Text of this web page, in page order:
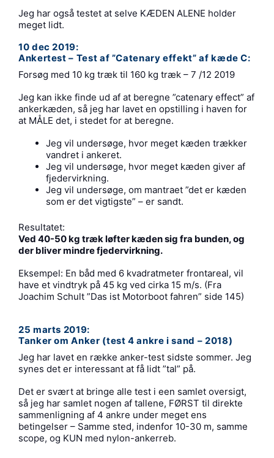
Jeg har også testet at selve KÆDEN ALENE holder
meget lidt.
10 dec 2019:
Ankertest – Test af ”Catenary effekt” af kæde C:
Forsøg med 10 kg træk til 160 kg træk – 7 /12 2019
Jeg kan ikke finde ud af at beregne ”catenary effect” af
ankerkæden, så jeg har lavet en opstilling i haven for
at MÅLE det, i stedet for at beregne.
Jeg vil undersøge, hvor meget kæden trækker
vandret i ankeret.
Jeg vil undersøge, hvor meget kæden giver af
fjedervirkning.
Jeg vil undersøge, om mantraet ”det er kæden
som er det vigtigste” – er sandt.
Resultatet:
Ved 40-50 kg træk løfter kæden sig fra bunden, og
der bliver mindre fjedervirkning.
Eksempel: En båd med 6 kvadratmeter frontareal, vil
have et vindtryk på 45 kg ved cirka 15 m/s. (Fra
Joachim Schult ”Das ist Motorboot fahren” side 145)
25 marts 2019:
Tanker om Anker (test 4 ankre i sand – 2018)
Jeg har lavet en række anker-test sidste sommer. Jeg
synes det er interessant at få lidt ”tal” på.
Det er svært at bringe alle test i een samlet oversigt,
så jeg har samlet nogen af tallene, FØRST til direkte
sammenligning af 4 ankre under meget ens
betingelser – Samme sted, indenfor 10-30 m, samme
scope, og KUN med nylon-ankerreb.